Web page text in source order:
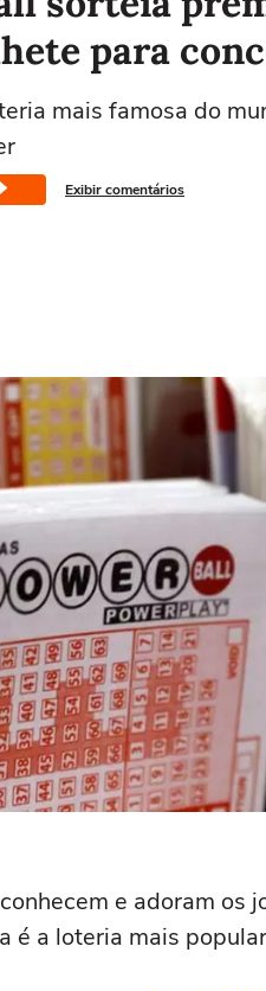
para
mais famosa do
Exibir comentários
e adoram os
é a loteria mais